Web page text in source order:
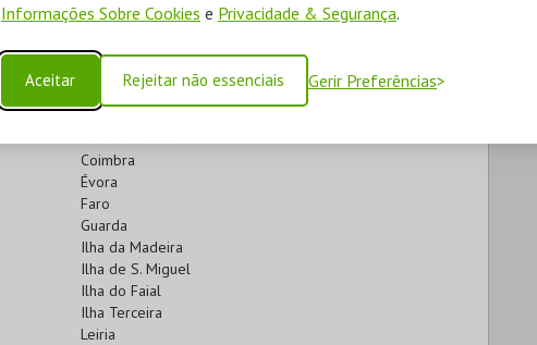
Informações Sobre Cookies e Privacidade & Segurança.
Aceitar Rejeitar não essenciais Gerir Preferências
Aveiro
Bragança
Coimbra
Évora
Faro
Guarda
Ilha da Madeira
Ilha de S. Miguel
Ilha do Faial
Ilha Terceira
Leiria